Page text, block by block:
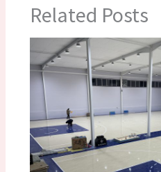
Related Posts